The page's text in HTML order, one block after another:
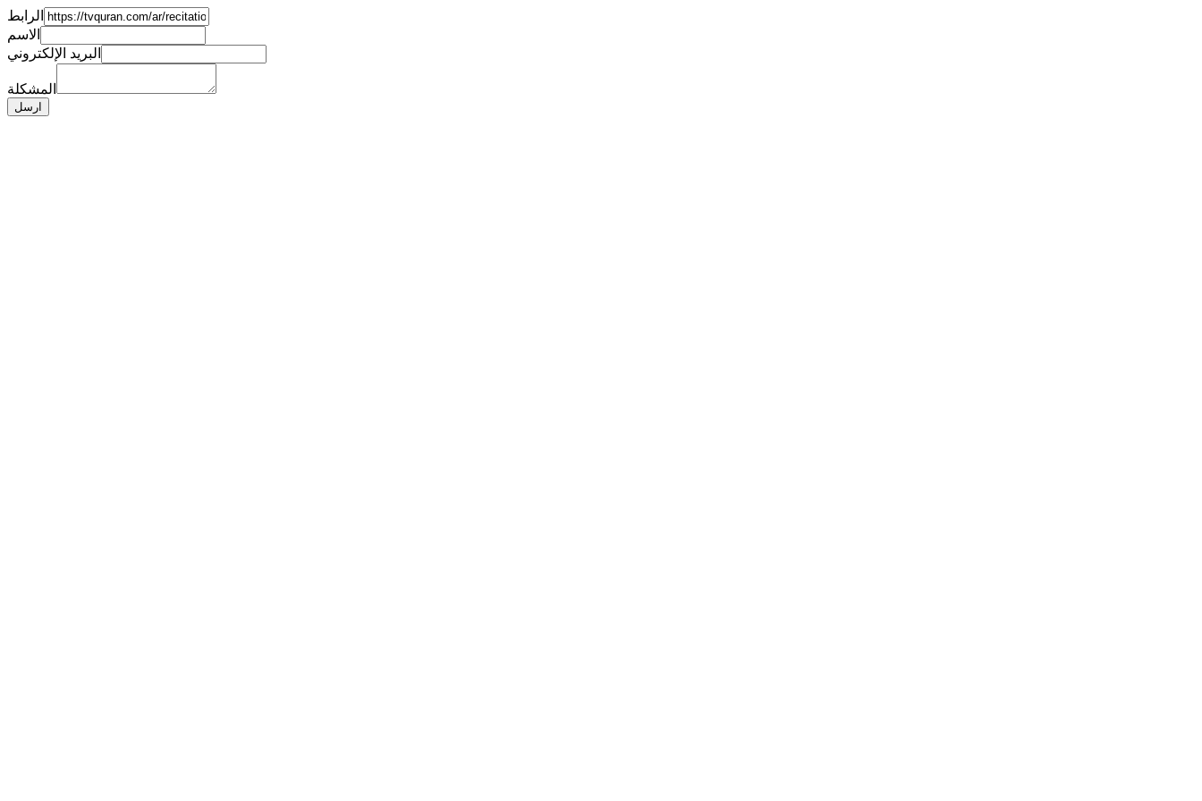
الرابط
الاسم
البريد الإلكتروني
المشكلة
ارسل